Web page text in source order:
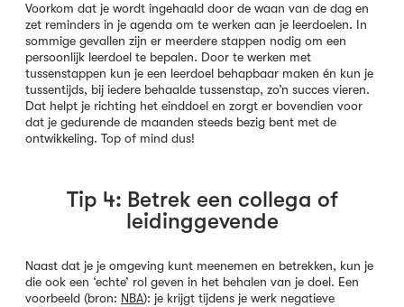
Voorkom dat je wordt ingehaald door de waan van de dag en
zet reminders in je agenda om te werken aan je leerdoelen. In
sommige gevallen zijn er meerdere stappen nodig om een
persoonlijk leerdoel te bepalen. Door te werken met
tussenstappen kun je een leerdoel behapbaar maken én kun je
tussentijds, bij iedere behaalde tussenstap, zo’n succes vieren.
Dat helpt je richting het einddoel en zorgt er bovendien voor
dat je gedurende de maanden steeds bezig bent met de
ontwikkeling. Top of mind dus!
Tip 4: Betrek een collega of
leidinggevende
Naast dat je je omgeving kunt meenemen en betrekken, kun je
die ook een ‘echte’ rol geven in het behalen van je doel. Een
voorbeeld (bron: NBA): je krijgt tijdens je werk negatieve